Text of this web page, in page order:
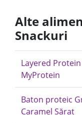
Alte
Snackuri
Layered
MyProtein
Baton proteic
Caramel Sărat